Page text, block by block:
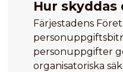
Hur
Färjestadens
personuppgifter
organisatoriska